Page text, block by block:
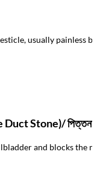
usually painless
Stone)/
and blocks the